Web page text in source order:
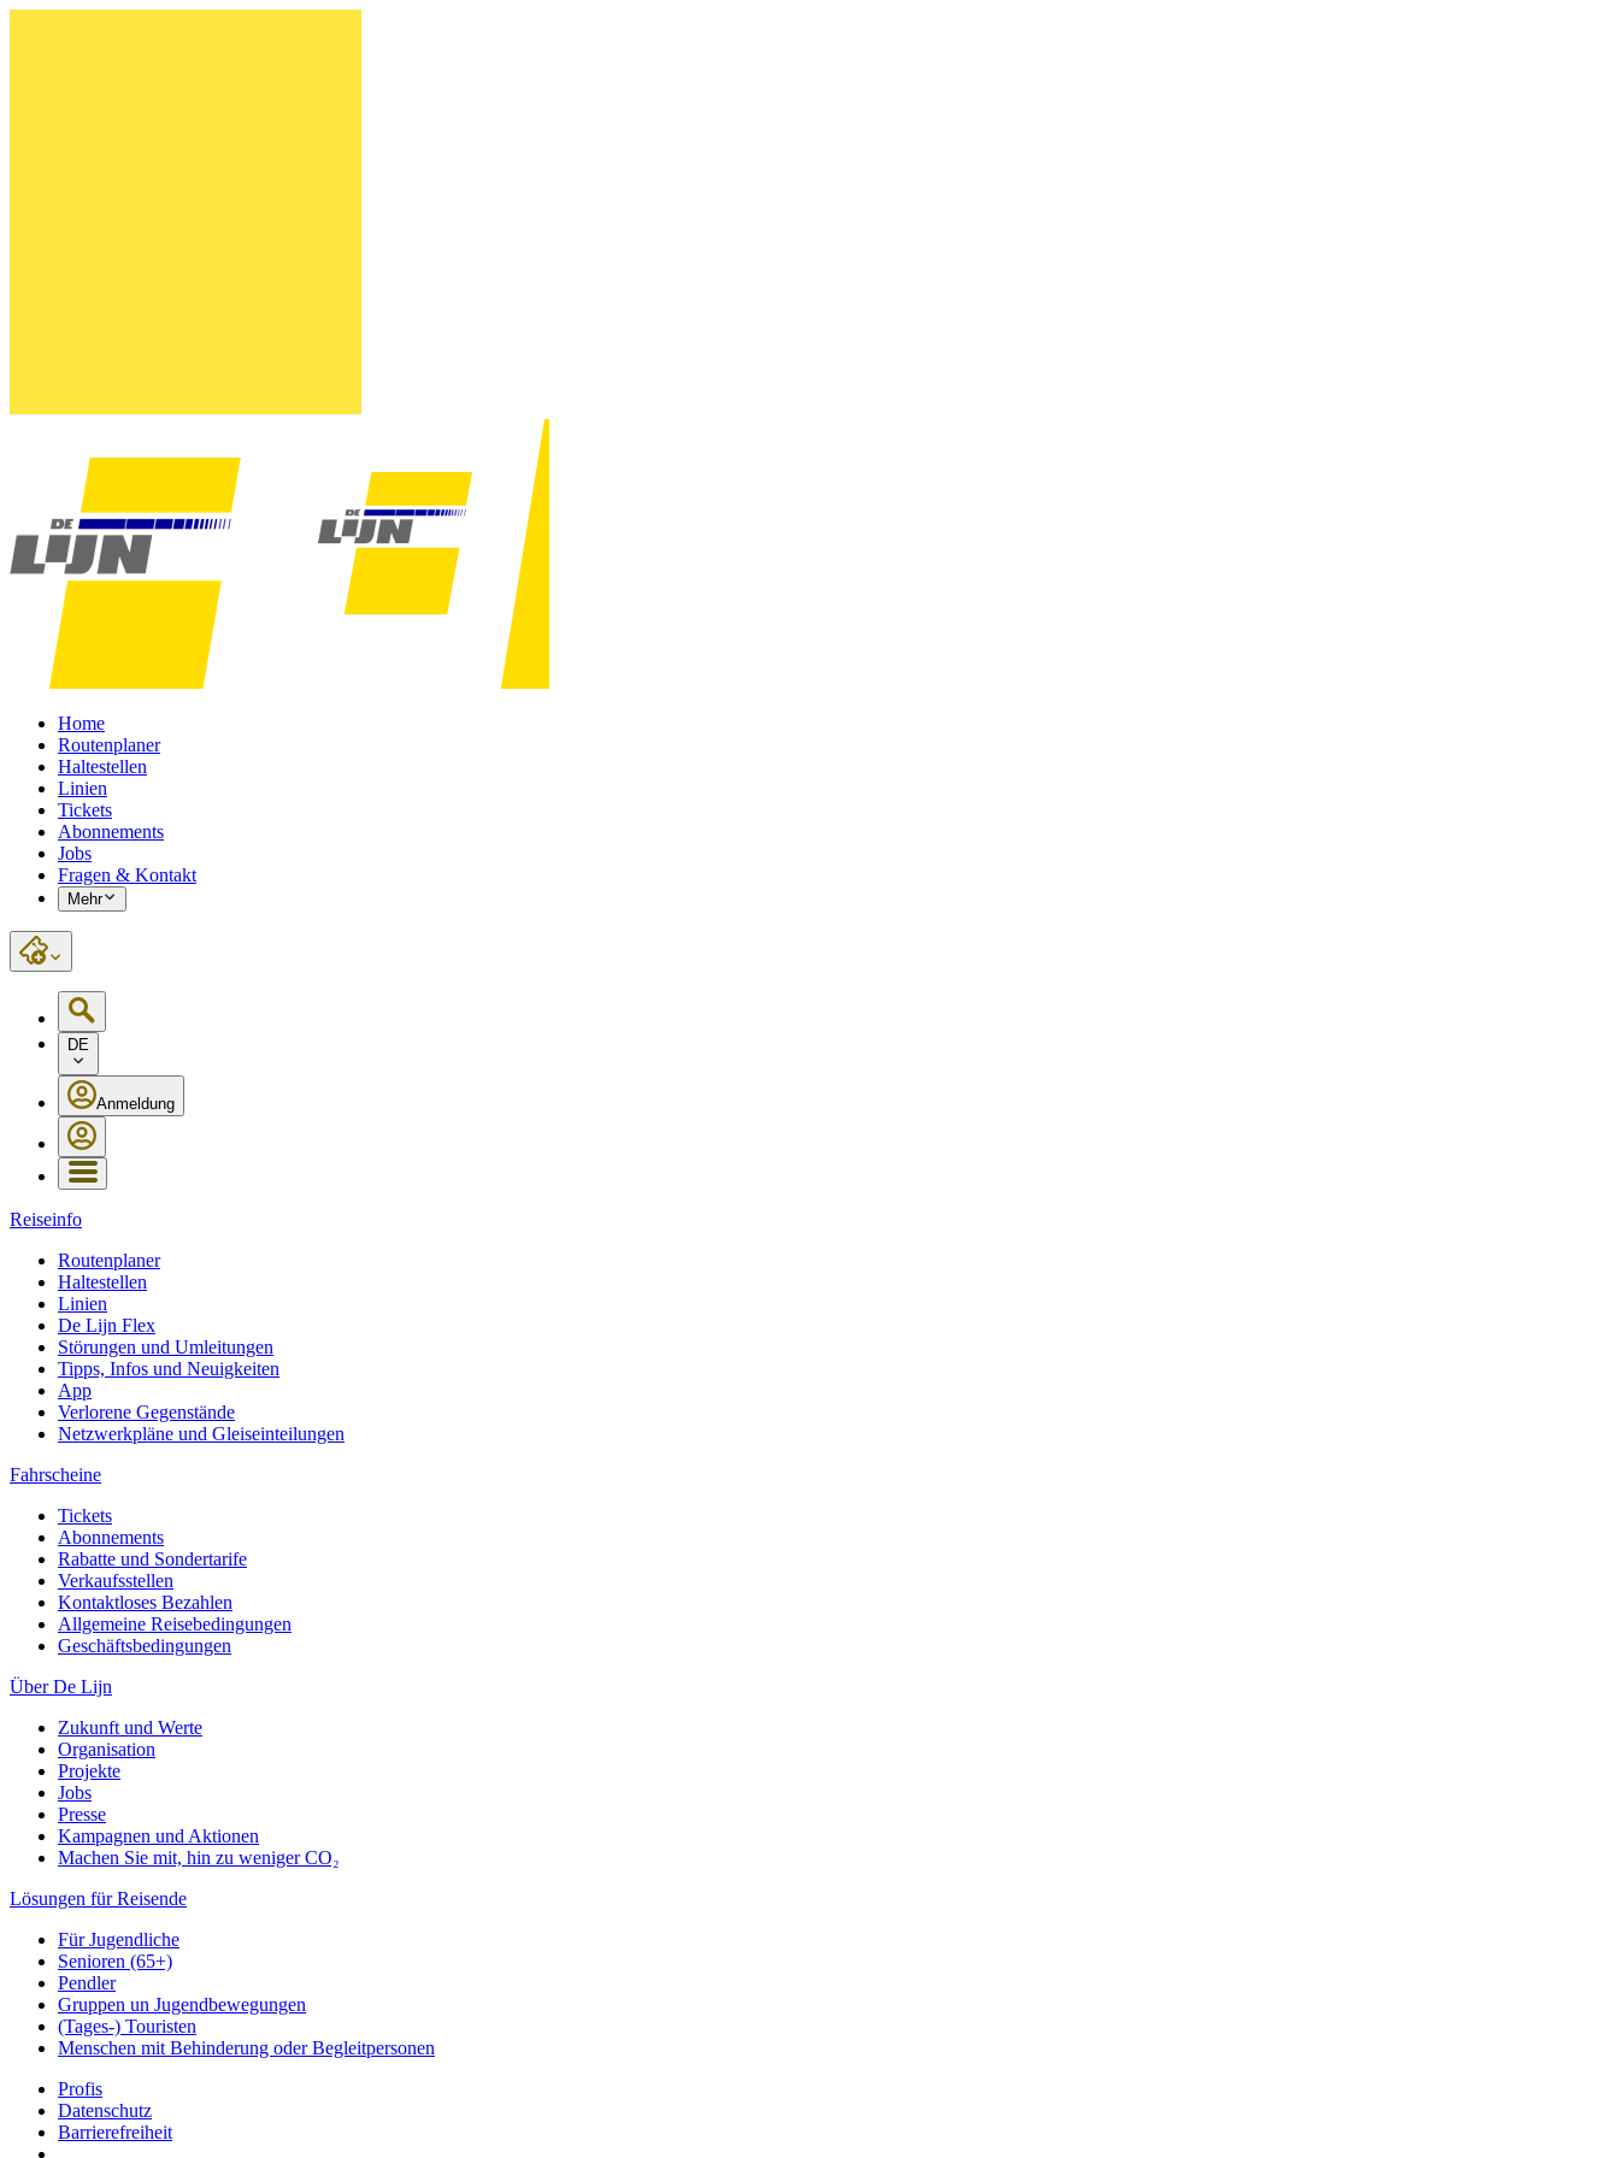
Home
Routenplaner
Haltestellen
Linien
Tickets
Abonnements
Jobs
Fragen & Kontakt
Mehr
DE
Anmeldung
Reiseinfo
Routenplaner
Haltestellen
Linien
De Lijn Flex
Störungen und Umleitungen
Tipps, Infos und Neuigkeiten
App
Verlorene Gegenstände
Netzwerkpläne und Gleiseinteilungen
Fahrscheine
Tickets
Abonnements
Rabatte und Sondertarife
Verkaufsstellen
Kontaktloses Bezahlen
Allgemeine Reisebedingungen
Geschäftsbedingungen
Über De Lijn
Zukunft und Werte
Organisation
Projekte
Jobs
Presse
Kampagnen und Aktionen
Machen Sie mit, hin zu weniger CO₂
Lösungen für Reisende
Für Jugendliche
Senioren (65+)
Pendler
Gruppen un Jugendbewegungen
(Tages-) Touristen
Menschen mit Behinderung oder Begleitpersonen
Profis
Datenschutz
Barrierefreiheit